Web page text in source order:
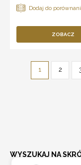
ZOBACZ
1 2
WYSZUKAJ NA